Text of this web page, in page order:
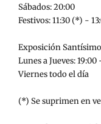
Sábados: 20:00
Festivos: 11:30 (*) -
Exposición
Lunes a Jueves:
Viernes todo el día
(*) Se suprimen en